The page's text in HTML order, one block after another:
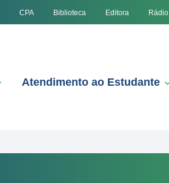
CPA Biblioteca Editora Rádio
Atendimento ao Estudante